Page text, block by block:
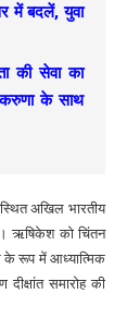
में बदलें, युवा
की सेवा का
करुणा के साथ
अखिल भारतीय
ऋषिकेश को चिंतन
के रूप में आध्यात्मिक
समारोह की